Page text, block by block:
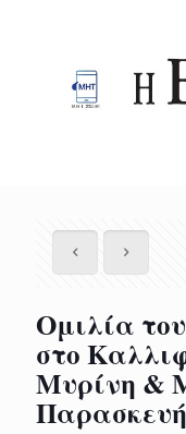
Ομιλία
στο
Μυρίνη &